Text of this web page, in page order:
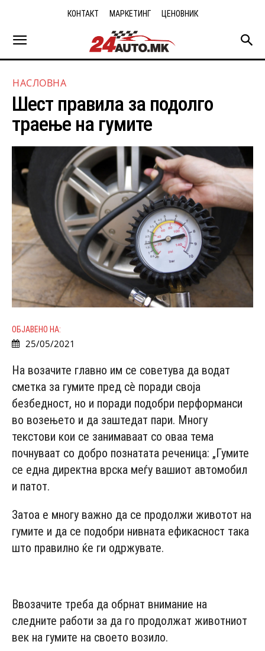
КОНТАКТ МАРКЕТИНГ ЦЕНОВНИК
НАСЛОВНА
Шест правила за подолго
траење на гумите
ОБЈАВЕНО НА:
25/05/2021
На возачите главно им се советува да водат
сметка за гумите пред сè поради своја
безбедност, но и поради подобри перформанси
во возењето и да заштедат пари. Многу
текстови кои се занимаваат со оваа тема
почнуваат со добро познатата реченица: „Гумите
се една директна врска меѓу вашиот автомобил
и патот.
Затоа е многу важно да се продолжи животот на
гумите и да се подобри нивната ефикасност така
што правилно ќе ги одржувате.
Ввозачите треба да обрнат внимание на
следните работи за да го продолжат животниот
век на гумите на своето возило.